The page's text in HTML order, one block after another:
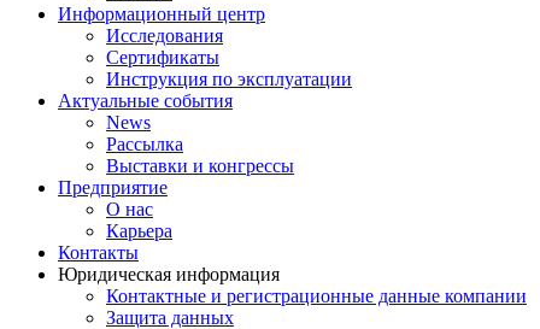
Информационный центр
Исследования
Сертификаты
Инструкция по эксплуатации
Актуальные события
News
Рассылка
Выставки и конгрессы
Предприятие
О нас
Карьера
Контакты
Юридическая информация
Контактные и регистрационные данные компании
Защита данных